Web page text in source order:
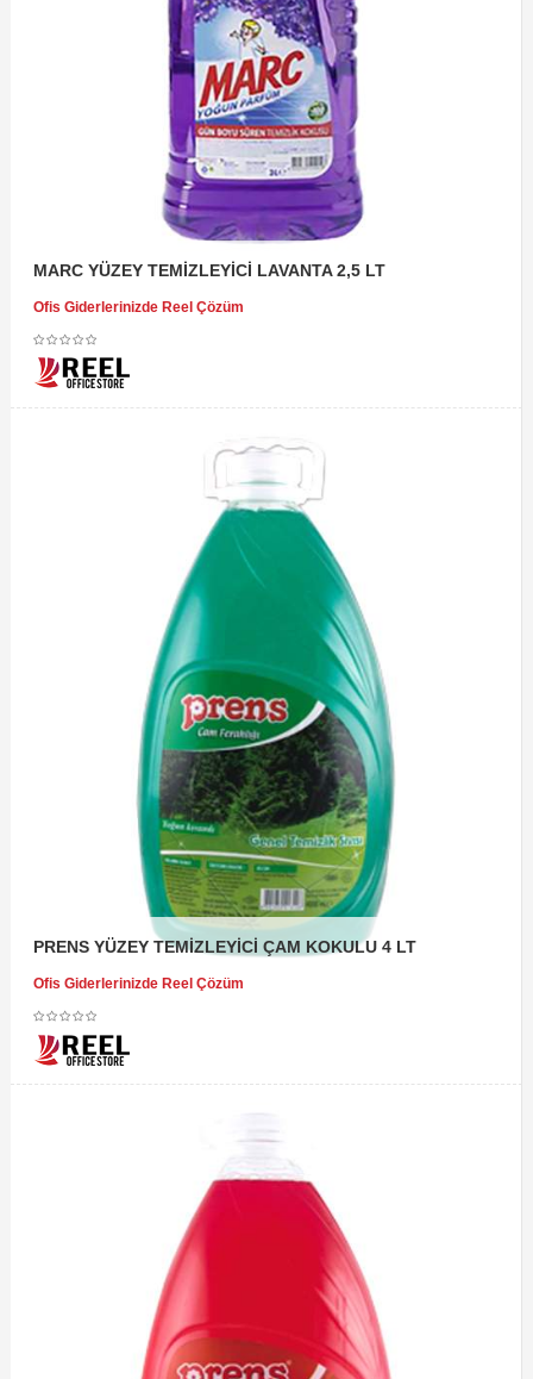
MARC YÜZEY TEMİZLEYİCİ LAVANTA 2,5 LT
Ofis Giderlerinizde Reel Çözüm
PRENS YÜZEY TEMİZLEYİCİ ÇAM KOKULU 4 LT
Ofis Giderlerinizde Reel Çözüm